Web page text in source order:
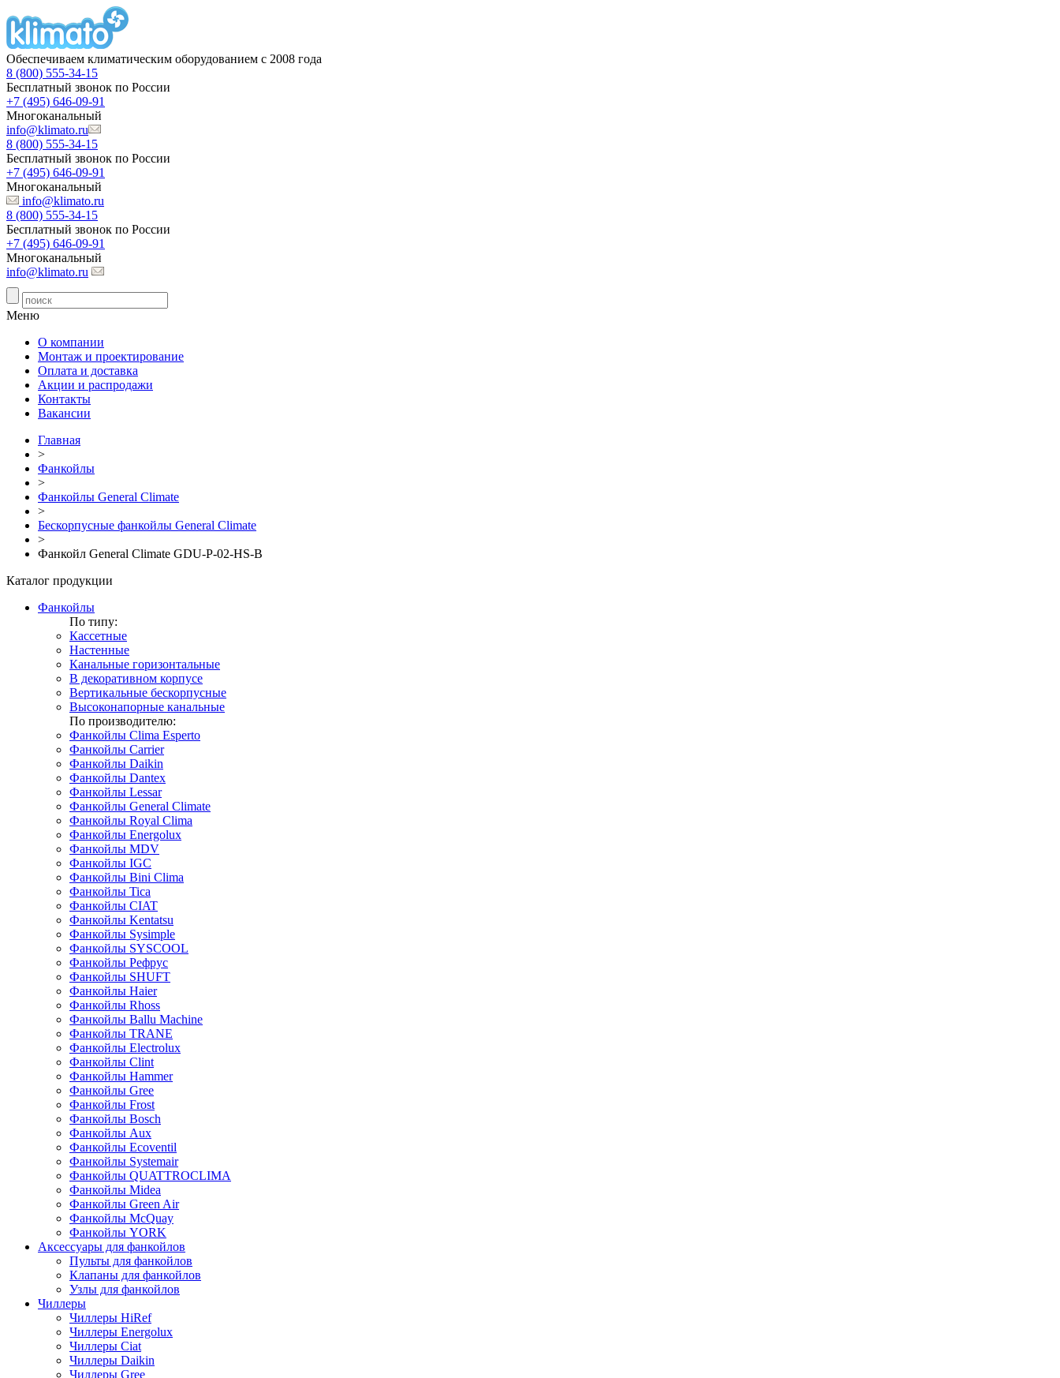
Обеспечиваем климатическим оборудованием с 2008 года
8 (800) 555-34-15
Бесплатный звонок по России
+7 (495) 646-09-91
Многоканальный
info@klimato.ru
8 (800) 555-34-15
Бесплатный звонок по России
+7 (495) 646-09-91
Многоканальный
info@klimato.ru
8 (800) 555-34-15
Бесплатный звонок по России
+7 (495) 646-09-91
Многоканальный
info@klimato.ru
Меню
О компании
Монтаж и проектирование
Оплата и доставка
Акции и распродажи
Контакты
Вакансии
Главная
>
Фанкойлы
>
Фанкойлы General Climate
>
Бескорпусные фанкойлы General Climate
>
Фанкойл General Climate GDU-P-02-HS-B
Каталог продукции
Фанкойлы
По типу:
Кассетные
Настенные
Канальные горизонтальные
В декоративном корпусе
Вертикальные бескорпусные
Высоконапорные канальные
По производителю:
Фанкойлы Clima Esperto
Фанкойлы Carrier
Фанкойлы Daikin
Фанкойлы Dantex
Фанкойлы Lessar
Фанкойлы General Climate
Фанкойлы Royal Clima
Фанкойлы Energolux
Фанкойлы MDV
Фанкойлы IGC
Фанкойлы Bini Clima
Фанкойлы Tica
Фанкойлы CIAT
Фанкойлы Kentatsu
Фанкойлы Sysimple
Фанкойлы SYSCOOL
Фанкойлы Рефрус
Фанкойлы SHUFT
Фанкойлы Haier
Фанкойлы Rhoss
Фанкойлы Ballu Machine
Фанкойлы TRANE
Фанкойлы Electrolux
Фанкойлы Clint
Фанкойлы Hammer
Фанкойлы Gree
Фанкойлы Frost
Фанкойлы Bosch
Фанкойлы Aux
Фанкойлы Ecoventil
Фанкойлы Systemair
Фанкойлы QUATTROCLIMA
Фанкойлы Midea
Фанкойлы Green Air
Фанкойлы McQuay
Фанкойлы YORK
Аксессуары для фанкойлов
Пульты для фанкойлов
Клапаны для фанкойлов
Узлы для фанкойлов
Чиллеры
Чиллеры HiRef
Чиллеры Energolux
Чиллеры Ciat
Чиллеры Daikin
Чиллеры Gree